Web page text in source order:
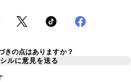
きの点はありますか？
ルに意見を送る